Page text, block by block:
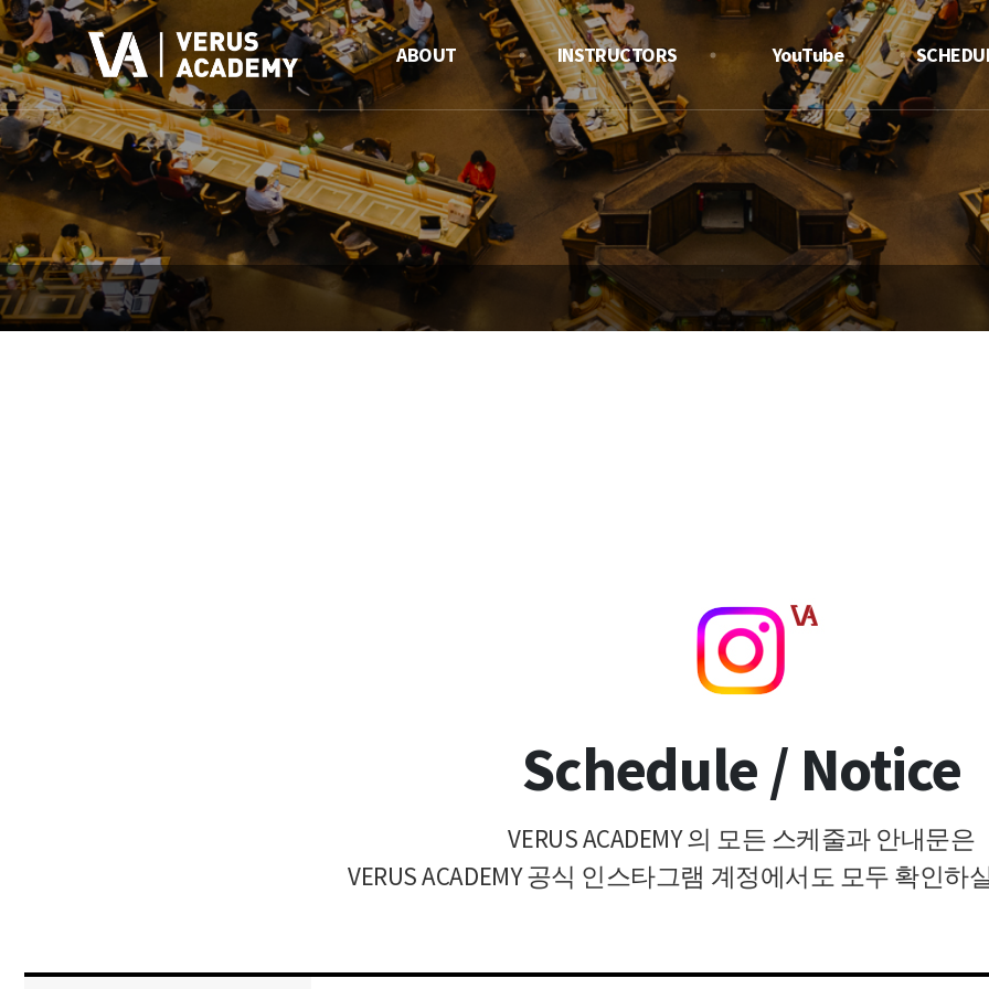
ABOUT INSTRUCTORS YouTube
Schedule / Notice
VERUS ACADEMY 의 모든 스케줄과 안내문은
VERUS ACADEMY 공식 인스타그램 계정에서도 모두 확인하